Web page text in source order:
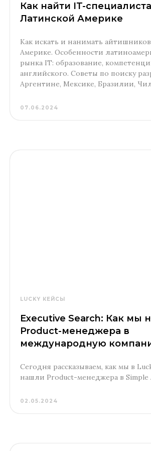
Как найти IT-
Латинской Америке
Как искать и нанимать
Америке. Особенности
рынка IT: образование,
английского. Советы по поиску
Аргентине, Мексике, Бразилии,
07.06.2024
LUCKY КЕЙСЫ
Executive Search: Как мы
Product-менеджера в
международную
Сегодня рассказываем, как мы в
нашли Product-менеджера в Simple
02.05.2024